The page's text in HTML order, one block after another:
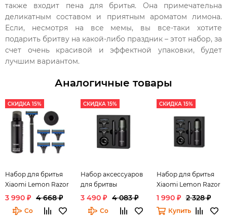
также входит пена для бритья. Она примечательна
деликатным составом и приятным ароматом лимона.
Если, несмотря на все мемы, вы все-таки хотите
подарить бритву на какой-либо праздник – этот набор, за
счет очень красивой и эффектной упаковки, будет
лучшим вариантом.
Аналогичные товары
СКИДКА 15%
Набор для бритья
Xiaomi Lemon Razor
3 990 ₽ 4 668 ₽
Со
СКИДКА 15%
Набор аксессуаров
для бритвы
Huanxing Razor
3 490 ₽ 4 083 ₽
Со
СКИДКА 15%
Набор для бритья
Xiaomi Lemon Razor
1 990 ₽ 2 328 ₽
Купить